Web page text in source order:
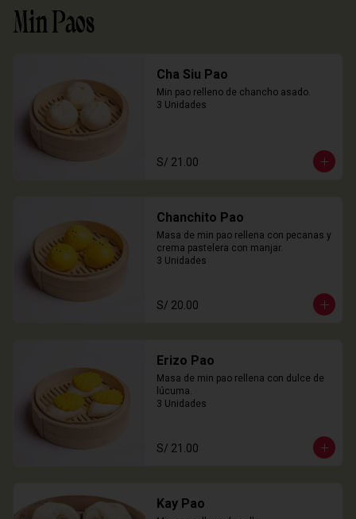
Min Paos
Cha Siu Pao
Min pao relleno de chancho asado.
3 Unidades
S/ 21.00
Chanchito Pao
Masa de min pao rellena con pecanas y
crema pastelera con manjar.
3 Unidades
S/ 20.00
Erizo Pao
Masa de min pao rellena con dulce de
lúcuma.
3 Unidades
S/ 21.00
Kay Pao